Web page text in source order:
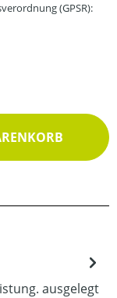
(GPSR):
ausgelegt